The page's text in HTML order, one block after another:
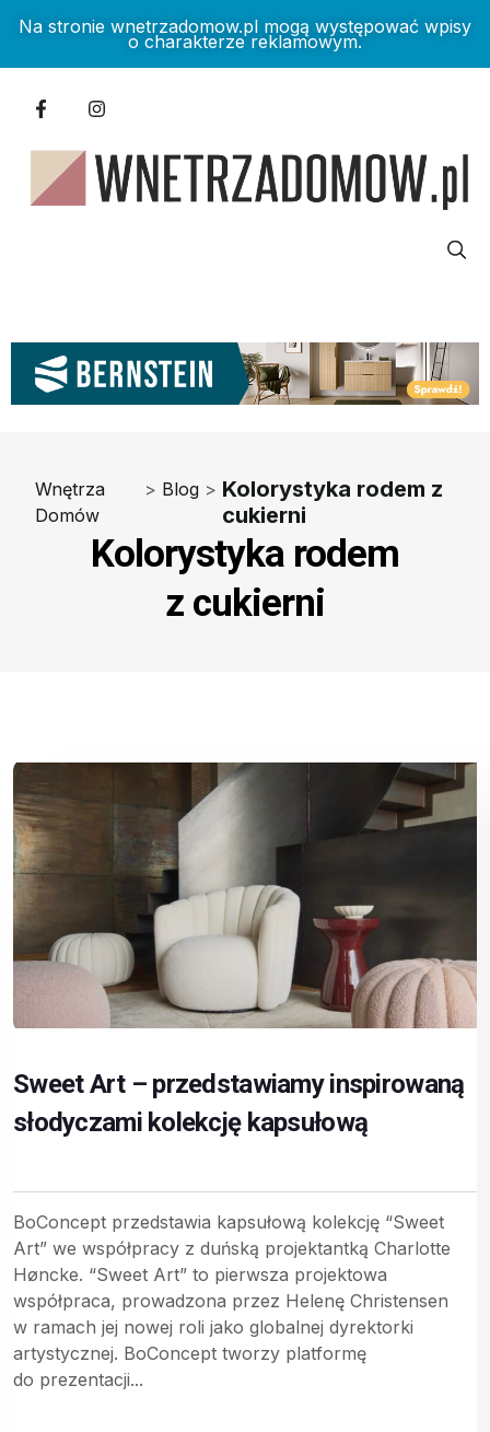
Na stronie wnetrzadomow.pl mogą występować wpisy
o charakterze reklamowym.
Wnętrza
Domów
> Blog > Kolorystyka rodem z
cukierni
Kolorystyka rodem
z cukierni
Sweet Art – przedstawiamy inspirowaną
słodyczami kolekcję kapsułową
BoConcept przedstawia kapsułową kolekcję “Sweet
Art” we współpracy z duńską projektantką Charlotte
Høncke. “Sweet Art” to pierwsza projektowa
współpraca, prowadzona przez Helenę Christensen
w ramach jej nowej roli jako globalnej dyrektorki
artystycznej. BoConcept tworzy platformę
do prezentacji...